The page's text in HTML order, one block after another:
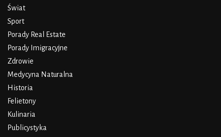
Świat
Sport
Porady Real Estate
Porady Imigracyjne
Zdrowie
Medycyna Naturalna
Historia
Felietony
Kulinaria
Publicystyka